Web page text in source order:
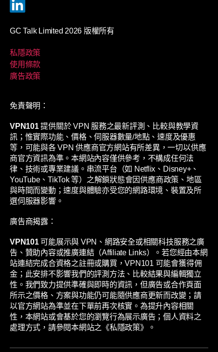
GC Talk Limited 2026 版權所有
私隱政策
使用條款
廣告政策
免責聲明：
VPN101提供關於 VPN 服務之最新評測、比較與教學資
訊；惟實際功能、價格、伺服器數量/地點、速度及優惠
等，可能與各 VPN 供應商官方網站有所差異，一切以供應
商官方資訊為準。本網站內容僅供參考，不構成任何法
律、技術或專業建議。串流平台（如 Netflix、Disney+、
YouTube、TikTok 等）之解鎖狀態會因供應商政策、地區
與時間而變動；速度與體驗亦受您的網路環境、裝置及所
選伺服器影響。
廣告商揭露：
VPN101可能展示與 VPN、網路安全或相關科技服務之廣
告、贊助內容或推廣連結（Affiliate Links）。若您經由本網
站連結完成合資格之註冊或購買，VPN101 可能會獲得佣
金；此安排不影響我們的評測方法、比較結果與編輯獨立
性。我們致力提供準確與即時的資訊，但廣告或合作頁面
所示之價格、方案與功能仍可能隨供應商更新而改變；請
以官方網站為準並在下單前再次核實。為提升內容相關
性，本網站或會基於您的瀏覽行為展示廣告；個人資料之
處理方式，請參閱本網站之《私隱政策》。